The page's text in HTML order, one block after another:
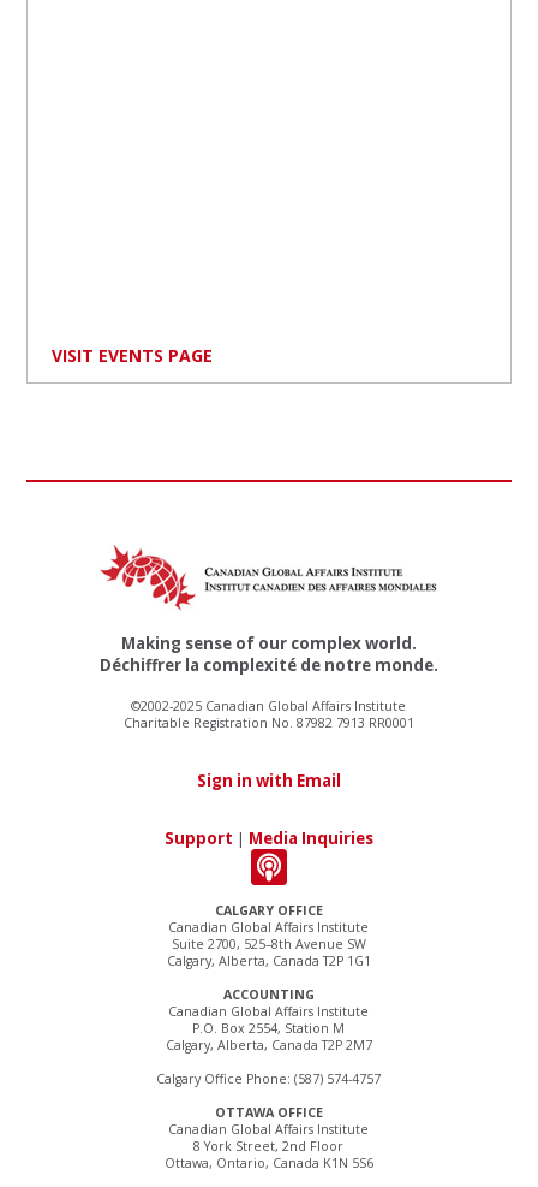
VISIT EVENTS PAGE
CALGARY OFFICE
Canadian Global Affairs Institute
Suite 2700, 525–8th Avenue SW
Calgary, Alberta, Canada T2P 1G1
ACCOUNTING
Canadian Global Affairs Institute
P.O. Box 2554, Station M
Calgary, Alberta, Canada T2P 2M7
Calgary Office Phone: (587) 574-4757
OTTAWA OFFICE
Canadian Global Affairs Institute
8 York Street, 2nd Floor
Ottawa, Ontario, Canada K1N 5S6
Making sense of our complex world.
Déchiffrer la complexité de notre monde.
©2002-2025 Canadian Global Affairs Institute
Charitable Registration No. 87982 7913 RR0001
Sign in with Email
Support | Media Inquiries